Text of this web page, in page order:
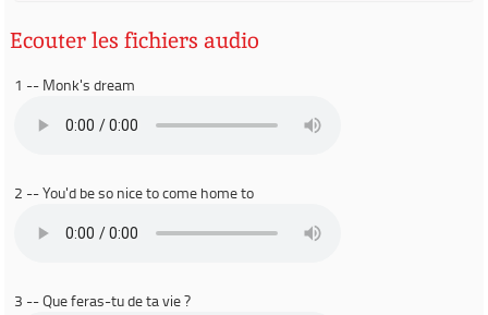
Ecouter les fichiers audio
1 -- Monk's dream
2 -- You'd be so nice to come home to
3 -- Que feras-tu de ta vie ?